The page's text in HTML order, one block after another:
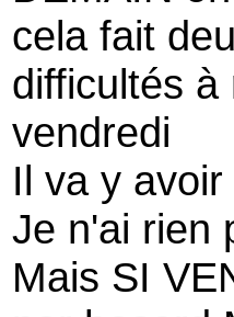
cela fait
difficultés à
vendredi
Il va y
Je n'ai rien
Mais SI